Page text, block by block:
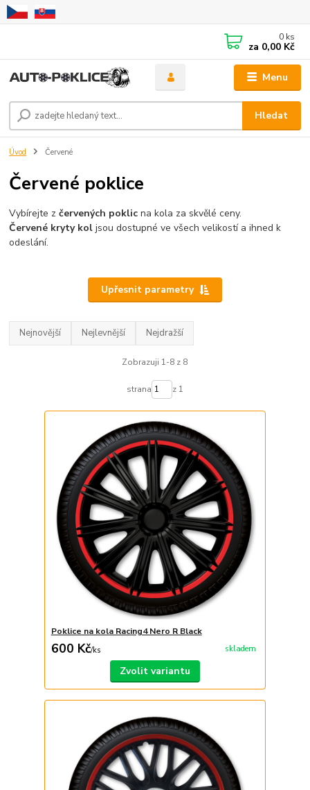
Menu
Hledat
0 ks
za 0,00 Kč
Úvod Červené
Červené poklice
Vybírejte zčervených poklic na kola za skvělé ceny.
Červené kryty kol jsou dostupné ve všech velikostí a ihned k
odeslání.
Upřesnit parametry
Nejnovější Nejlevnější Nejdražší
Zobrazuji 1-8 z 8
strana z 1
Poklice na kola Racing4 Nero R Black
600 Kč/ks skladem
Zvolit variantu